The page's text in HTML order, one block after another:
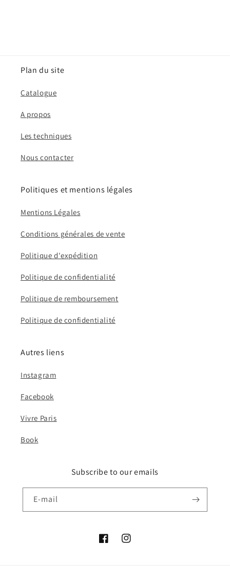
Plan du site
Catalogue
A propos
Les techniques
Nous contacter
Politiques et mentions légales
Mentions Légales
Conditions générales de vente
Politique d'expédition
Politique de confidentialité
Politique de remboursement
Politique de confidentialité
Autres liens
Instagram
Facebook
Vivre Paris
Book
Subscribe to our emails
E-mail
FacebookInstagram